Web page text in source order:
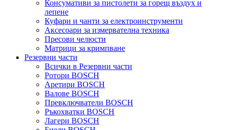
Консумативи за пистолети за горещ въздух и
лепене
Куфари и чанти за електроинструменти
Аксесоари за измервателна техника
Пресови челюсти
Матрици за кримпване
Резервни части
Всички в Резервни части
Ротори BOSCH
Аретири BOSCH
Валове BOSCH
Превключватели BOSCH
Ръкохватки BOSCH
Лагери BOSCH